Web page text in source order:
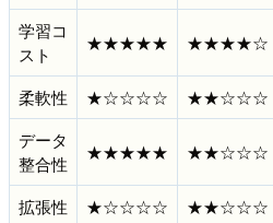
学習コ
スト
★★★★★ ★★★★☆
柔軟性 ★☆☆☆☆ ★★☆☆☆
データ
整合性
★★★★★ ★★☆☆☆
拡張性 ★☆☆☆☆ ★★☆☆☆